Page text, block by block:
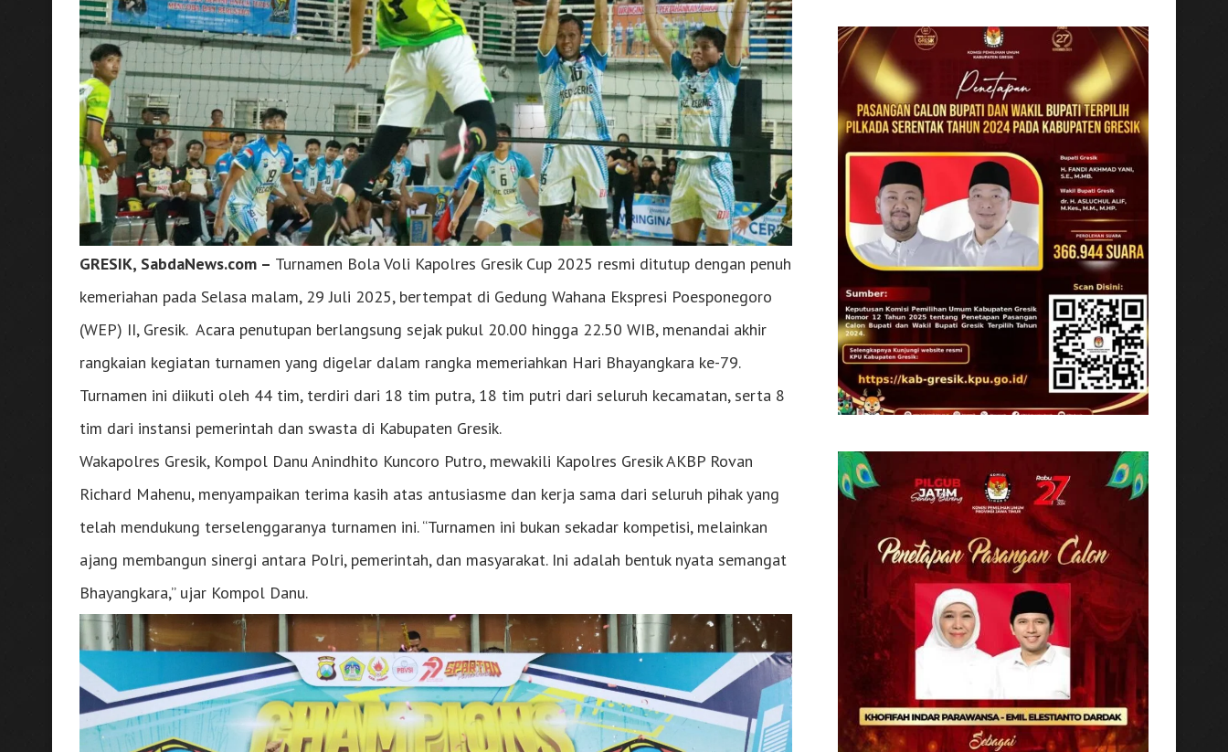
GRESIK, SabdaNews.com – Turnamen Bola Voli Kapolres Gresik Cup 2025 resmi ditutup dengan penuh
kemeriahan pada Selasa malam, 29 Juli 2025, bertempat di Gedung Wahana Ekspresi Poesponegoro
(WEP) II, Gresik. Acara penutupan berlangsung sejak pukul 20.00 hingga 22.50 WIB, menandai akhir
rangkaian kegiatan turnamen yang digelar dalam rangka memeriahkan Hari Bhayangkara ke-79.
Turnamen ini diikuti oleh 44 tim, terdiri dari 18 tim putra, 18 tim putri dari seluruh kecamatan, serta 8
tim dari instansi pemerintah dan swasta di Kabupaten Gresik.
Wakapolres Gresik, Kompol Danu Anindhito Kuncoro Putro, mewakili Kapolres Gresik AKBP Rovan
Richard Mahenu, menyampaikan terima kasih atas antusiasme dan kerja sama dari seluruh pihak yang
telah mendukung terselenggaranya turnamen ini. “Turnamen ini bukan sekadar kompetisi, melainkan
ajang membangun sinergi antara Polri, pemerintah, dan masyarakat. Ini adalah bentuk nyata semangat
Bhayangkara,” ujar Kompol Danu.